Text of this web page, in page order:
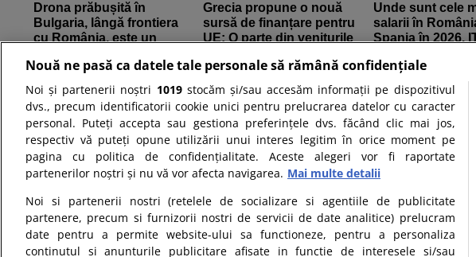
Drona prăbușită în
Bulgaria, lângă frontiera
cu România, este un
Maya, ...
Grecia propune o nouă
sursă de finanțare pentru
UE: O parte din veniturile
Unde sunt cele
salarii în
Spania în 2026.
...
Nicușor Dan salută
menținerea ratingului
României de către
Când începe școala în
septembrie 2026.
Calendarul complet al
Moody’s Ratings
reconfirmă
României la
Nouă ne pasă ca datele tale personale să rămână confidențiale
Noi și partenerii noștri 1019stocăm și/sau accesăm informații pe dispozitivul
dvs., precum identificatorii cookie unici pentru prelucrarea datelor cu caracter
personal. Puteți accepta sau gestiona preferințele dvs. făcând clic mai jos,
respectiv vă puteți opune utilizării unui interes legitim în orice moment pe
pagina cu politica de confidențialitate. Aceste alegeri vor fi raportate
partenerilor noștri și nu vă vor afecta navigarea. Mai multe detalii
Noi si partenerii nostri (retelele de socializare si agentiile de publicitate
partenere, precum si furnizorii nostri de servicii de date analitice) prelucram
date pentru a permite website-ului sa functioneze, pentru a personaliza
continutul si anunturile publicitare afisate in functie de interesele si/sau